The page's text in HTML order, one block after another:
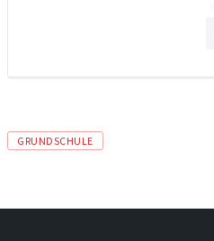
Tags
GRUNDSCHULE